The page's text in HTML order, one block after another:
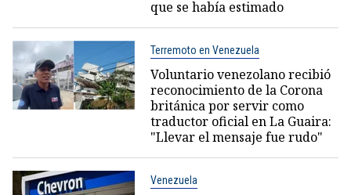
que se había estimado
Terremoto en Venezuela
Voluntario venezolano recibió
reconocimiento de la Corona
británica por servir como
traductor oficial en La Guaira:
"Llevar el mensaje fue rudo"
Venezuela